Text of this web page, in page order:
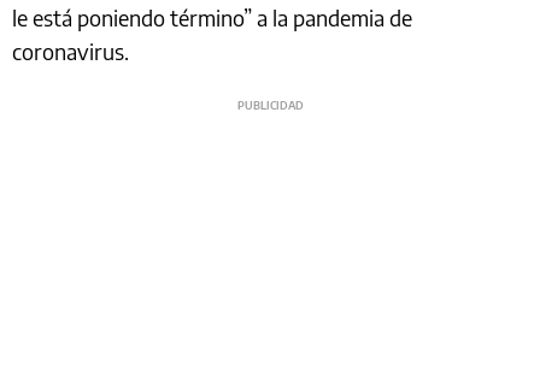
le está poniendo término” a la pandemia de
coronavirus.